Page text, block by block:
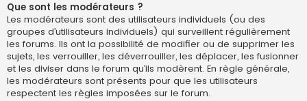
Que sont les modérateurs ?
Les modérateurs sont des utilisateurs individuels (ou des
groupes d’utilisateurs individuels) qui surveillent régulièrement
les forums. Ils ont la possibilité de modifier ou de supprimer les
sujets, les verrouiller, les déverrouiller, les déplacer, les fusionner
et les diviser dans le forum qu’ils modèrent. En règle générale,
les modérateurs sont présents pour que les utilisateurs
respectent les règles imposées sur le forum.